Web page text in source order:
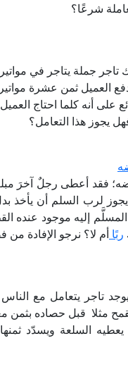
شرعًا؟
جملة يتاجر في مواتير
العميل ثمن عشرة
على أنه كلما احتاج
يجوز هذا التعامل؟
لرب السلم أن يأخذ بدل
إليه موجود عنده
ربًا أم لا؟ نرجو الإفادة من
تاجر يتعامل مع الناس
مثلا قبل حصاده
السلعة ويسدّد